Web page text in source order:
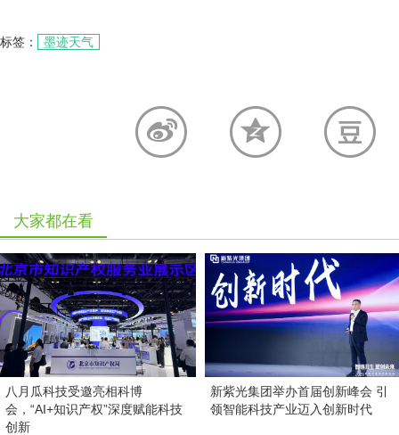
标签： 墨迹天气
大家都在看
八月瓜科技受邀亮相科博
会，“AI+知识产权”深度赋能科技
创新
新紫光集团举办首届创新峰会 引
领智能科技产业迈入创新时代